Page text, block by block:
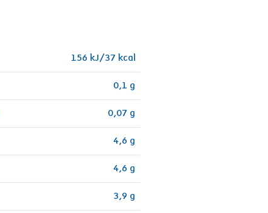
156 kJ/37 kcal
0,1 g
0,07 g
4,6 g
4,6 g
3,9 g